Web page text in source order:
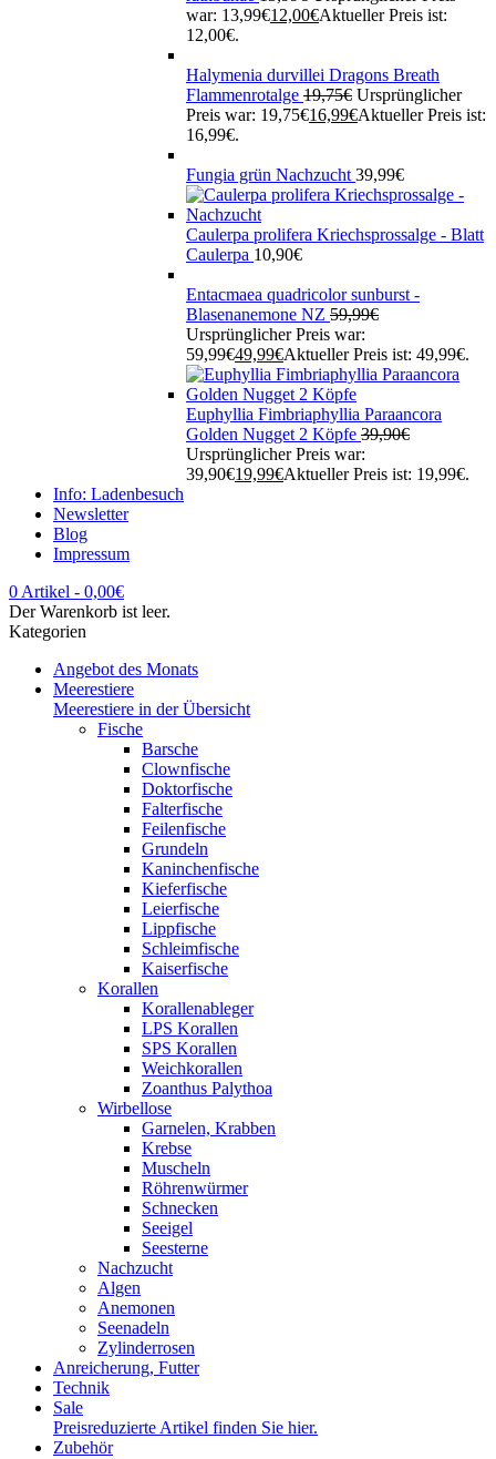
war: 13,99€12,00€Aktueller Preis ist:
12,00€.
Halymenia durvillei Dragons Breath
Flammenrotalge 19,75€ Ursprünglicher
Preis war: 19,75€16,99€Aktueller Preis ist:
16,99€.
Fungia grün Nachzucht39,99€
Caulerpa prolifera Kriechsprossalge - Blatt
Caulerpa 10,90€
Entacmaea quadricolor sunburst -
Blasenanemone NZ 59,99€
Ursprünglicher Preis war:
59,99€49,99€Aktueller Preis ist: 49,99€.
Euphyllia Fimbriaphyllia Paraancora
Golden Nugget 2 Köpfe 39,90€
Ursprünglicher Preis war:
39,90€19,99€Aktueller Preis ist: 19,99€.
Info: Ladenbesuch
Newsletter
Blog
Impressum
0 Artikel - 0,00€
Der Warenkorb ist leer.
Kategorien
Angebot des Monats
Meerestiere
Meerestiere in der Übersicht
Fische
Barsche
Clownfische
Doktorfische
Falterfische
Feilenfische
Grundeln
Kaninchenfische
Kieferfische
Leierfische
Lippfische
Schleimfische
Kaiserfische
Korallen
Korallenableger
LPS Korallen
SPS Korallen
Weichkorallen
Zoanthus Palythoa
Wirbellose
Garnelen, Krabben
Krebse
Muscheln
Röhrenwürmer
Schnecken
Seeigel
Seesterne
Nachzucht
Algen
Anemonen
Seenadeln
Zylinderrosen
Anreicherung, Futter
Technik
Sale
Preisreduzierte Artikel finden Sie hier.
Zubehör